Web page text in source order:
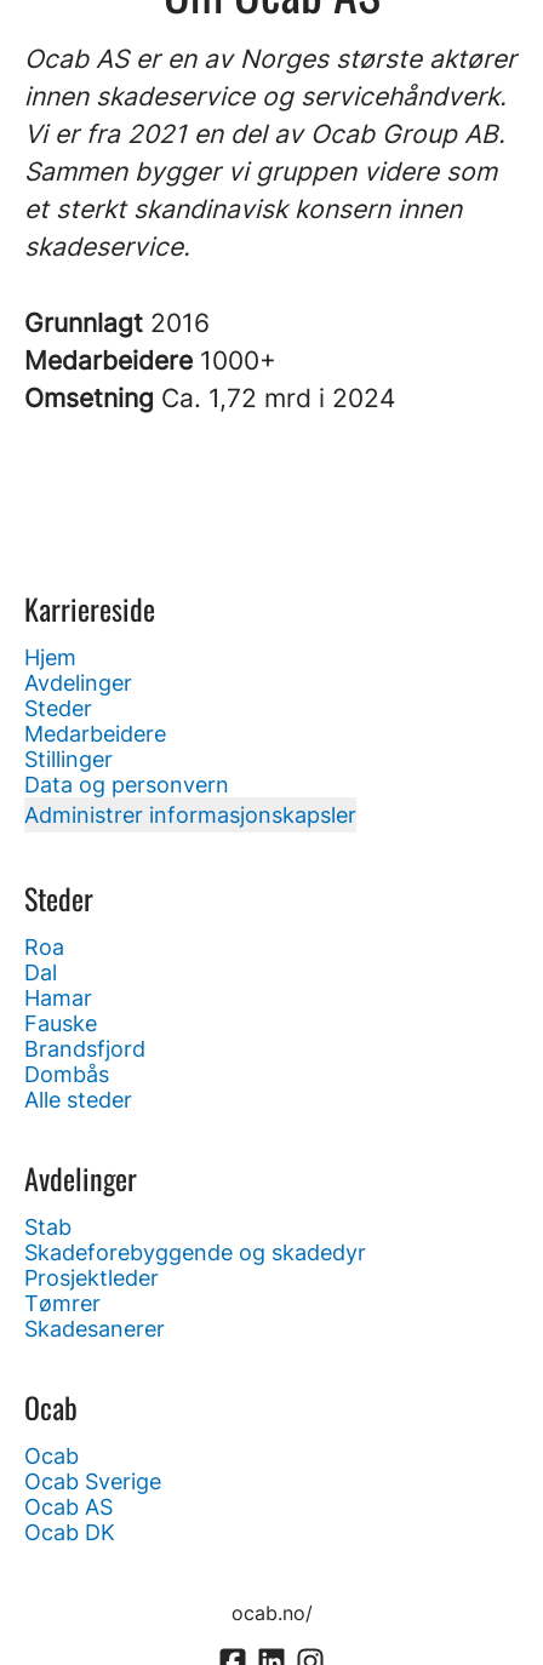
Ocab AS er en av Norges største aktører
innen skadeservice og servicehåndverk.
Vi er fra 2021 en del av Ocab Group AB.
Sammen bygger vi gruppen videre som
et sterkt skandinavisk konsern innen
skadeservice.
Grunnlagt 2016
Medarbeidere 1000+
Omsetning Ca. 1,72 mrd i 2024
Karriereside
Hjem
Avdelinger
Steder
Medarbeidere
Stillinger
Data og personvern
Administrer informasjonskapsler
Steder
Roa
Dal
Hamar
Fauske
Brandsfjord
Dombås
Alle steder
Avdelinger
Stab
Skadeforebyggende og skadedyr
Prosjektleder
Tømrer
Skadesanerer
Ocab
Ocab
Ocab Sverige
Ocab AS
Ocab DK
ocab.no/